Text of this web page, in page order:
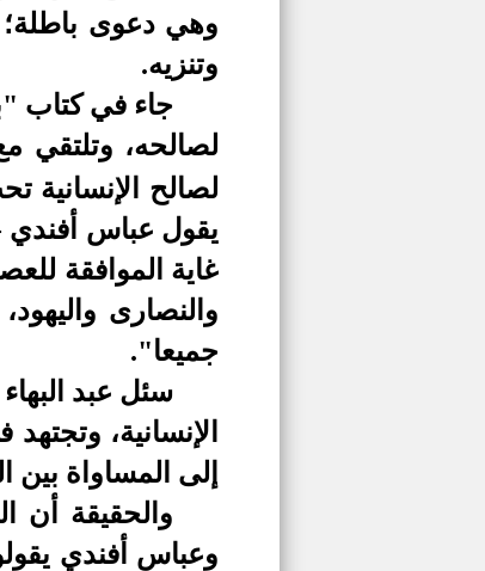
وهي دعوى باطلة؛
وتنزيه.
جاء في كتاب
لصالحه، وتلتقي
لصالح الإنسانية
يقول عباس أفندي
غاية الموافقة
والنصارى
جميعا".
سئل عبد
الإنسانية،
إلى المساواة بين
والحقيقة أن
وعباس أفندي